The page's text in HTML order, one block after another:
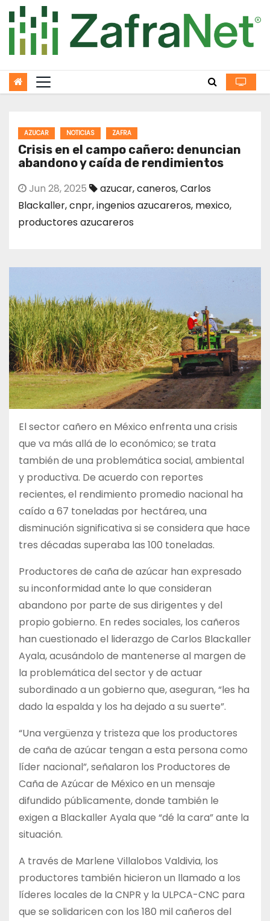
to
content
AZUCAR NOTICIAS ZAFRA
Crisis en el campo cañero: denuncian
abandono y caída de rendimientos
Jun 28, 2025 azucar,caneros,Carlos
Blackaller,cnpr,ingenios azucareros, mexico,
productores azucareros
El sector cañero en México enfrenta una crisis
que va más allá de lo económico; se trata
también de una problemática social, ambiental
y productiva. De acuerdo con reportes
recientes, el rendimiento promedio nacional ha
caído a 67 toneladas por hectárea, una
disminución significativa si se considera que hace
tres décadas superaba las 100 toneladas.
Productores de caña de azúcar han expresado
su inconformidad ante lo que consideran
abandono por parte de sus dirigentes y del
propio gobierno. En redes sociales, los cañeros
han cuestionado el liderazgo de Carlos Blackaller
Ayala, acusándolo de mantenerse al margen de
la problemática del sector y de actuar
subordinado a un gobierno que, aseguran, “les ha
dado la espalda y los ha dejado a su suerte”.
“Una vergüenza y tristeza que los productores
de caña de azúcar tengan a esta persona como
líder nacional”, señalaron los Productores de
Caña de Azúcar de México en un mensaje
difundido públicamente, donde también le
exigen a Blackaller Ayala que “dé la cara” ante la
situación.
A través de Marlene Villalobos Valdivia, los
productores también hicieron un llamado a los
líderes locales de la CNPR y la ULPCA-CNC para
que se solidaricen con los 180 mil cañeros del